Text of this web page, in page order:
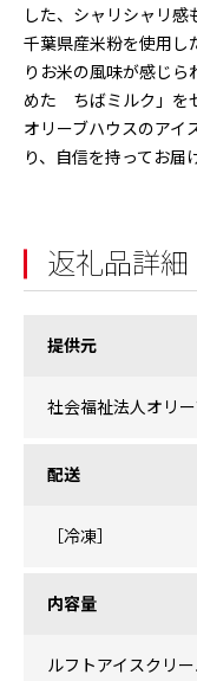
した、シャリシャリ感
千葉県産米粉を使用し
りお米の風味が感じら
めた ちばミルク」を
オリーブハウスのアイ
り、自信を持ってお届
返礼品詳細
提供元
社会福祉法人オリ
配送
［冷凍］
内容量
ルフトアイスクリ